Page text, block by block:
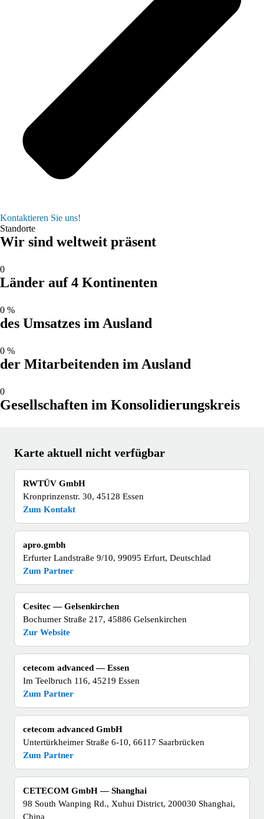
Kontaktieren Sie uns!
Standorte
Wir sind weltweit präsent
0
Länder auf 4 Kontinenten
0 %
des Umsatzes im Ausland
0 %
der Mitarbeitenden im Ausland
0
Gesellschaften im Konsolidierungskreis
Karte aktuell nicht verfügbar
RWTÜV GmbH
Kronprinzenstr. 30, 45128 Essen
Zum Kontakt
apro.gmbh
Erfurter Landstraße 9/10, 99095 Erfurt, Deutschlad
Zum Partner
Cesitec — Gelsenkirchen
Bochumer Straße 217, 45886 Gelsenkirchen
Zur Website
cetecom advanced — Essen
Im Teelbruch 116, 45219 Essen
Zum Partner
cetecom advanced GmbH
Untertürkheimer Straße 6-10, 66117 Saarbrücken
Zum Partner
CETECOM GmbH — Shanghai
98 South Wanping Rd., Xuhui District, 200030 Shanghai,
China